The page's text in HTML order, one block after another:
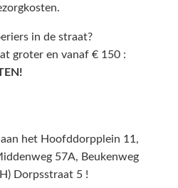
in de straat?
groter en vanaf € 150 :
het Hoofddorpplein 11,
57A, Beukenweg
Dorpsstraat 5 !